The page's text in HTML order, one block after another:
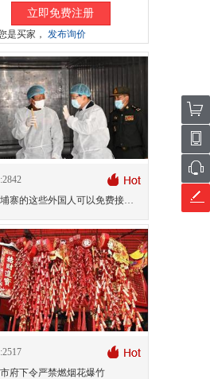
立即免费注册
是买家， 发布询价
在柬埔寨的这些外国人可以免费接种新冠疫苗
府下令严禁燃烟花爆竹